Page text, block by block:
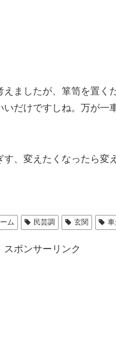
ましたが、箪笥を置く
だけですしね。万が一
、変えたくなったら変
ム 民芸調 玄関
スポンサーリンク